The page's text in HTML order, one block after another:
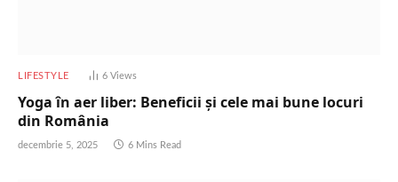
LIFESTYLE 6 Views
Yoga în aer liber: Beneficii și cele mai bune locuri
din România
decembrie 5, 2025 6 Mins Read